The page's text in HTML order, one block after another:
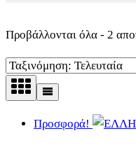
Προβάλλονται όλα - 2
Προσφορά!